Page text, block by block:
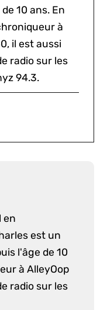
10 ans. En
à
il est aussi
radio sur les
94.3.
en
est un
l'âge de 10
à AlleyOop
radio sur les